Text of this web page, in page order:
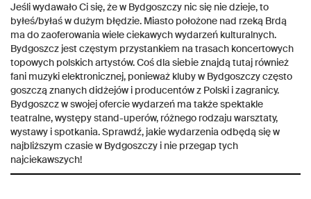
Jeśli wydawało Ci się, że w Bydgoszczy nic się nie dzieje, to
byłeś/byłaś w dużym błędzie. Miasto położone nad rzeką Brdą
ma do zaoferowania wiele ciekawych wydarzeń kulturalnych.
Bydgoszcz jest częstym przystankiem na trasach koncertowych
topowych polskich artystów. Coś dla siebie znajdą tutaj również
fani muzyki elektronicznej, ponieważ kluby w Bydgoszczy często
goszczą znanych didżejów i producentów z Polski i zagranicy.
Bydgoszcz w swojej ofercie wydarzeń ma także spektakle
teatralne, występy stand-uperów, różnego rodzaju warsztaty,
wystawy i spotkania. Sprawdź, jakie wydarzenia odbędą się w
najbliższym czasie w Bydgoszczy i nie przegap tych
najciekawszych!